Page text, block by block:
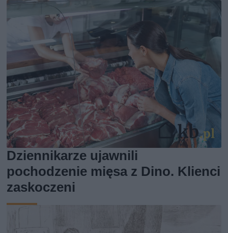
Dziennikarze ujawnili
pochodzenie mięsa z Dino. Klienci
zaskoczeni